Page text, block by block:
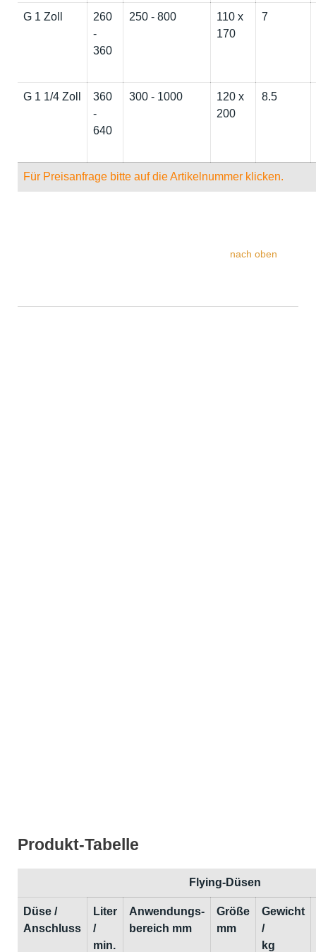
G 1 Zoll
260
-
360
250 - 800
110 x
170
7
G 1 1/4 Zoll
360
-
640
300 - 1000
120 x
200
8.5
Für Preisanfrage bitte auf die Artikelnummer klicken.
nach oben
Produkt-Tabelle
Flying-Düsen
Düse /
Anschluss
Liter
/
min.
Anwendungs-
bereich mm
Größe
mm
Gewicht
/
kg